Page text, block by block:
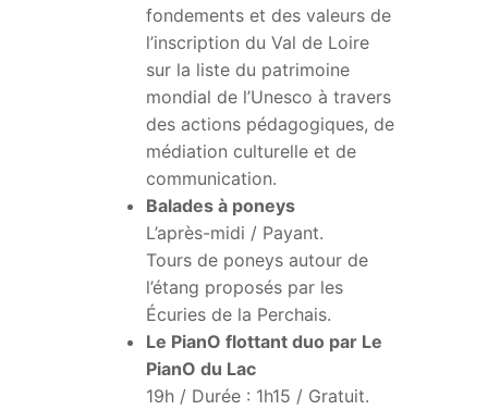
fondements et des valeurs de
l’inscription du Val de Loire
sur la liste du patrimoine
mondial de l’Unesco à travers
des actions pédagogiques, de
médiation culturelle et de
communication.
Balades à poneys
L’après-midi / Payant.
Tours de poneys autour de
l’étang proposés par les
Écuries de la Perchais.
Le PianO flottant duo par Le
PianO du Lac
19h / Durée : 1h15 / Gratuit.